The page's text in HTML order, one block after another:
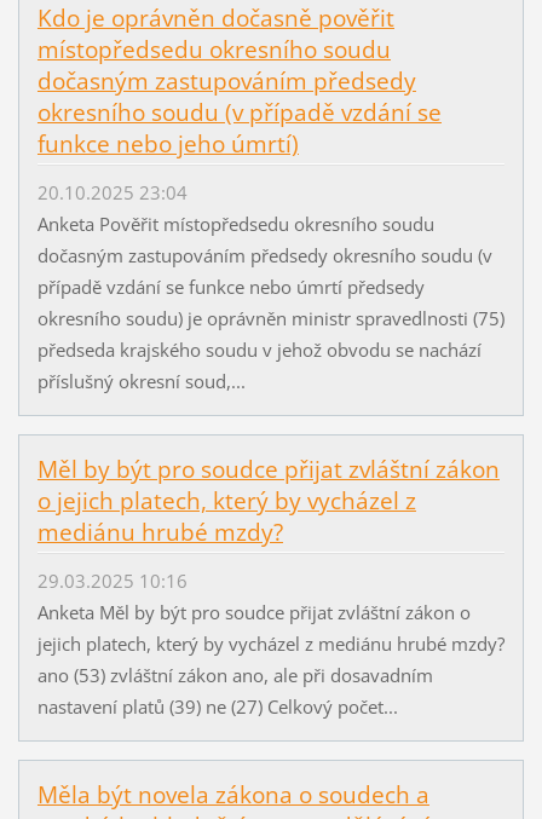
Kdo je oprávněn dočasně pověřit
místopředsedu okresního soudu
dočasným zastupováním předsedy
okresního soudu (v případě vzdání se
funkce nebo jeho úmrtí)
20.10.2025 23:04
Anketa Pověřit místopředsedu okresního soudu
dočasným zastupováním předsedy okresního soudu (v
případě vzdání se funkce nebo úmrtí předsedy
okresního soudu) je oprávněn ministr spravedlnosti (75)
předseda krajského soudu v jehož obvodu se nachází
příslušný okresní soud,...
Měl by být pro soudce přijat zvláštní zákon
o jejich platech, který by vycházel z
mediánu hrubé mzdy?
29.03.2025 10:16
Anketa Měl by být pro soudce přijat zvláštní zákon o
jejich platech, který by vycházel z mediánu hrubé mzdy?
ano (53) zvláštní zákon ano, ale při dosavadním
nastavení platů (39) ne (27) Celkový počet...
Měla být novela zákona o soudech a